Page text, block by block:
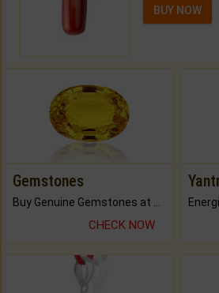
BUY NOW
Gemstones
CHECK NOW